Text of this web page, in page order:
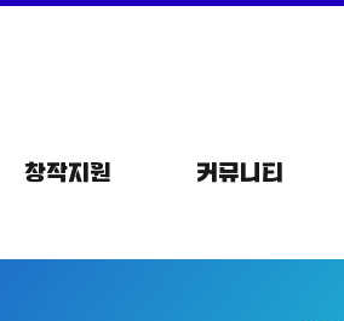
창작지원 커뮤니티